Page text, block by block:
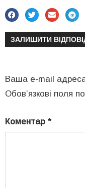
ЗАЛИШИТИ
Ваша e-mail
Обов’язкові поля
Коментар *